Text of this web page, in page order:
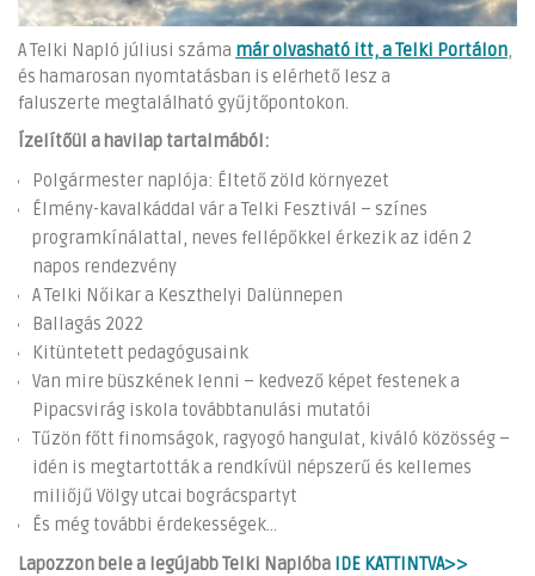
A Telki Napló júliusi száma már olvasható itt, a Telki Portálon,
és hamarosan nyomtatásban is elérhető lesz a
faluszerte megtalálható gyűjtőpontokon.
Ízelítőül a havilap tartalmából:
Polgármester naplója: Éltető zöld környezet
Élmény-kavalkáddal vár a Telki Fesztivál – színes
programkínálattal, neves fellépőkkel érkezik az idén 2
napos rendezvény
A Telki Nőikar a Keszthelyi Dalünnepen
Ballagás 2022
Kitüntetett pedagógusaink
Van mire büszkének lenni – kedvező képet festenek a
Pipacsvirág iskola továbbtanulási mutatói
Tűzön főtt finomságok, ragyogó hangulat, kiváló közösség –
idén is megtartották a rendkívül népszerű és kellemes
miliőjű Völgy utcai bográcspartyt
És még további érdekességek...
Lapozzon bele a legújabb Telki Naplóba IDE KATTINTVA>>